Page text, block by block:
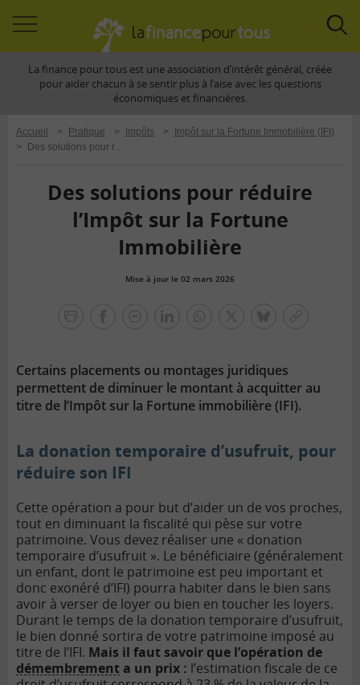
àLa finance pour tous est une association d’intérêt général, créée
pour aider chacun à se sentir plus à l’aise avec les questions
économiques et financières.
Accueil > Pratique > Impôts >
Impôt sur la Fortune Immobilière (IFI)
>
Des solutions pour réduire l’Impôt sur la Fortune Immobilière
Des solutions pour réduire
l’Impôt sur la Fortune
Immobilière
Mise à jour le 02 mars 2026
Certains placements ou montages juridiques
permettent de diminuer le montant à acquitter au
titre de l’Impôt sur la Fortune immobilière (IFI).
La donation temporaire d’usufruit, pour
réduire son IFI
Cette opération a pour but d’aider un de vos proches,
tout en diminuant la fiscalité qui pèse sur votre
patrimoine. Vous devez réaliser une « donation
temporaire d’usufruit ». Le bénéficiaire (généralement
un enfant, dont le patrimoine est peu important et
donc exonéré d’IFI) pourra habiter dans le bien sans
avoir à verser de loyer ou bien en toucher les loyers.
Durant le temps de la donation temporaire d’usufruit,
le bien donné sortira de votre patrimoine imposé au
titre de l’IFI. Mais il faut savoir que l’opération de
démembrement a un prix : l’estimation fiscale de ce